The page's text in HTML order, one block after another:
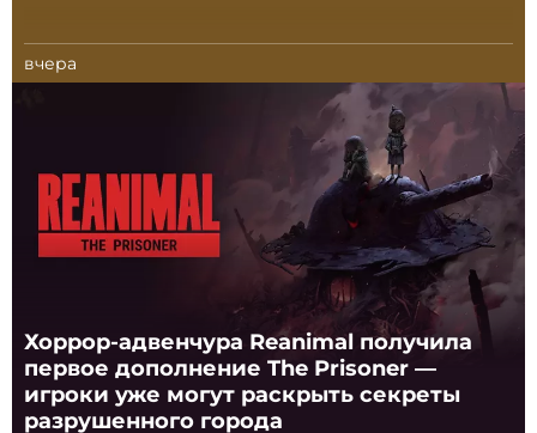
вчера
Хоррор-адвенчура Reanimal получила
первое дополнение The Prisoner —
игроки уже могут раскрыть секреты
разрушенного города